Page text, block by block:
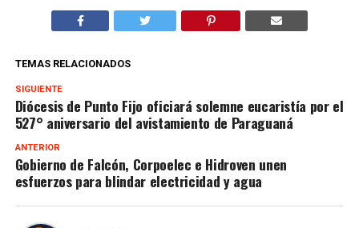
TEMAS RELACIONADOS
SIGUIENTE
Diócesis de Punto Fijo oficiará solemne eucaristía por el
527° aniversario del avistamiento de Paraguaná
ANTERIOR
Gobierno de Falcón, Corpoelec e Hidroven unen
esfuerzos para blindar electricidad y agua